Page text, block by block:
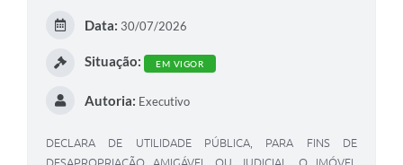
Data: 30/07/2026
Situação: EM VIGOR
Autoria: Executivo
DECLARA DE UTILIDADE PÚBLICA, PARA FINS DE
DESAPROPRIAÇÃO AMIGÁVEL OU JUDICIAL, O IMÓVEL